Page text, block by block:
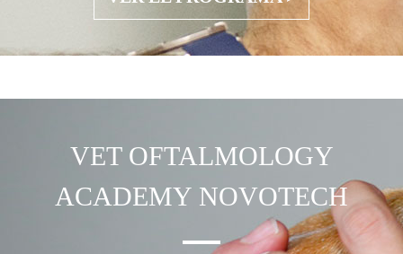
VET OFTALMOLOGY
ACADEMY NOVOTECH